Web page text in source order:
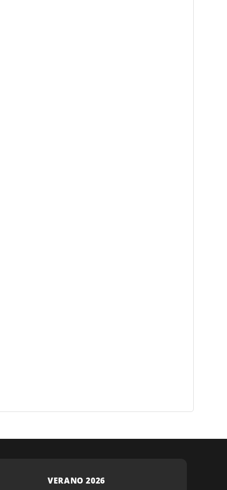
VERANO 2026